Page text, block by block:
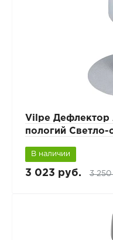
Vilpe Дефлектор
пологий Светло-
В наличии
3 023 руб. 3 250